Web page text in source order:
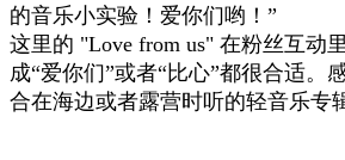
的音乐小实验！爱你们哟！”
这里的 "Love from us" 在粉丝互动
成“爱你们”或者“比心”都很合适。
合在海边或者露营时听的轻音乐专